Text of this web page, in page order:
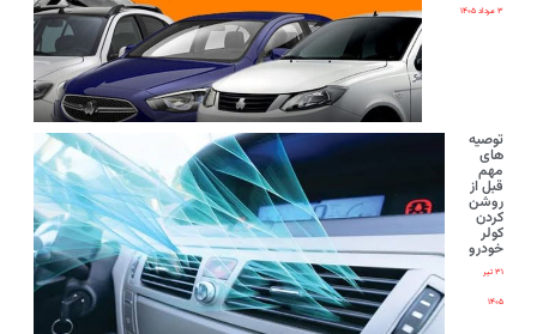
۳ مرداد ۱۴۰۵
توصیه
های
مهم
قبل از
روشن
کردن
کولر
خودرو
۳۱ تیر
۱۴۰۵